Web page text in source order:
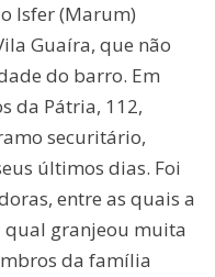
Isfer (Marum)
Guaíra, que não
do barro. Em
da Pátria, 112,
securitário,
últimos dias. Foi
entre as quais a
qual granjeou muita
da família